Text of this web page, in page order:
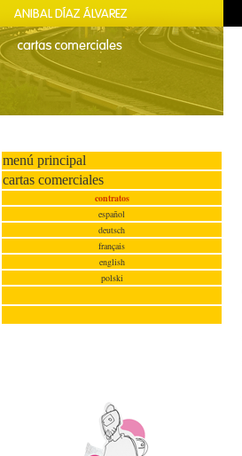
menú principal
cartas comerciales
contratos
español
deutsch
français
english
polski